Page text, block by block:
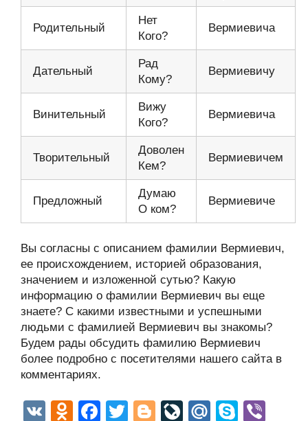
Родительный
Нет
Кого?
Вермиевича
Дательный
Рад
Кому?
Вермиевичу
Винительный
Вижу
Кого?
Вермиевича
Творительный
Доволен
Кем?
Вермиевичем
Предложный
Думаю
О ком?
Вермиевиче
Вы согласны с описанием фамилии Вермиевич,
ее происхождением, историей образования,
значением и изложенной сутью? Какую
информацию о фамилии Вермиевич вы еще
знаете? С какими известными и успешными
людьми с фамилией Вермиевич вы знакомы?
Будем рады обсудить фамилию Вермиевич
более подробно с посетителями нашего сайта в
комментариях.
V
O
F
T
Bl Li
M S